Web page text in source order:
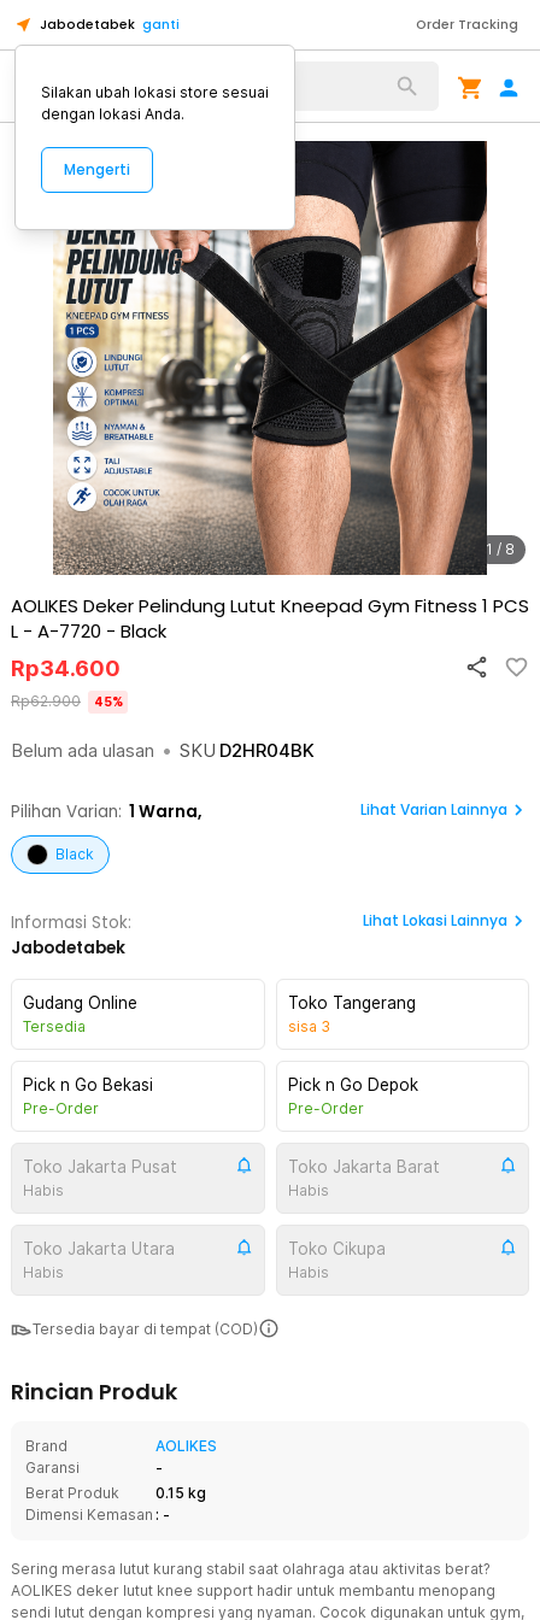
Jabodetabek ganti Order Tracking
Alat Kopi
1 / 8
AOLIKES Deker Pelindung Lutut Kneepad Gym Fitness 1 PCS
L - A-7720 - Black
Belum ada ulasan • SKU D2HR04BK
Rp34.600
Rp62.900 45%
Pilihan Varian: 1 Warna, Lihat Varian Lainnya
Black
Informasi Stok:
Jabodetabek
Lihat Lokasi Lainnya
Gudang Online
Tersedia
Toko Tangerang
sisa 3
Pick n Go Bekasi
Pre-Order
Pick n Go Depok
Pre-Order
Toko Jakarta Pusat
Habis
Toko Jakarta Barat
Habis
Toko Jakarta Utara
Habis
Toko Cikupa
Habis
Tersedia bayar di tempat (COD)
Rincian Produk
Brand
AOLIKES
Garansi
-
Berat Produk
0.15 kg
Dimensi Kemasan : -
Sering merasa lutut kurang stabil saat olahraga atau aktivitas berat?
AOLIKES deker lutut knee support hadir untuk membantu menopang
sendi lutut dengan kompresi yang nyaman. Cocok digunakan untuk gym,
Silakan ubah lokasi store sesuai
dengan lokasi Anda.
Mengerti